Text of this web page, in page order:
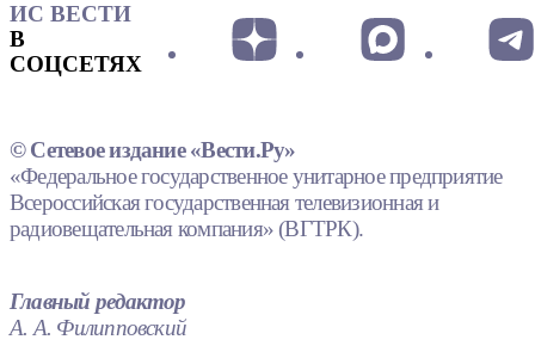
ИС ВЕСТИ
В
СОЦСЕТЯХ
© Сетевое издание «Вести.Ру»
«Федеральное государственное унитарное предприятие
Всероссийская государственная телевизионная и
радиовещательная компания» (ВГТРК).
Главный редактор
А. А. Филипповский